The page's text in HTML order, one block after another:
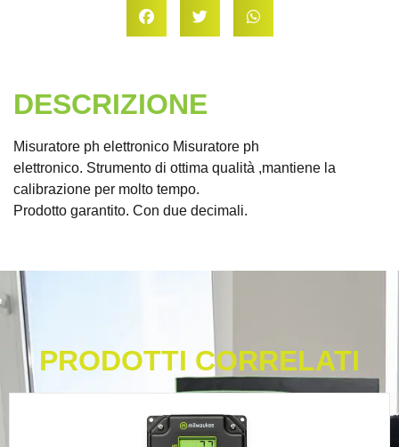
DESCRIZIONE
Misuratore ph elettronico Misuratore ph
elettronico. Strumento di ottima qualità ,mantiene la
calibrazione per molto tempo.
Prodotto garantito. Con due decimali.
PRODOTTI CORRELATI